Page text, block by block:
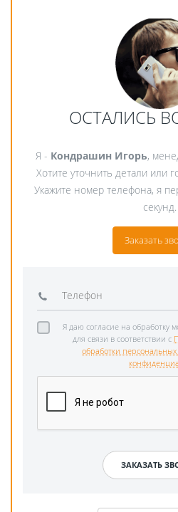
ОСТАЛИСЬ
Я - Кондрашин Игорь,
Хотите уточнить детали или
Укажите номер телефона, я
секунд.
Заказать
Я даю согласие на обработку
для связи в соответствии с
обработки